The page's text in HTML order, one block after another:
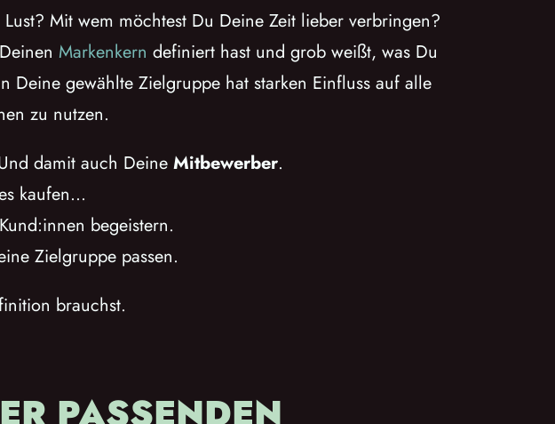
Mit wem möchtest Du Deine Zeit lieber verbringen?
Markenkern definiert hast und grob weißt, was Du
gewählte Zielgruppe hat starken Einfluss auf alle
zu nutzen.
damit auch Deine Mitbewerber.
kaufen…
begeistern.
Zielgruppe passen.
brauchst.
PASSENDEN